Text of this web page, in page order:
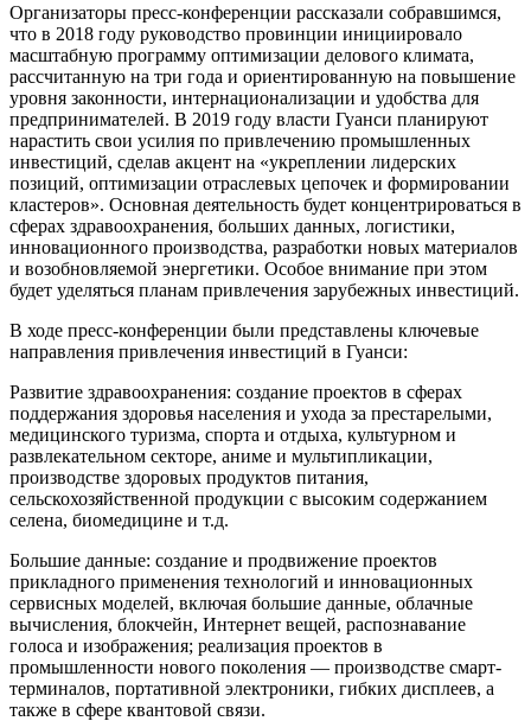
Организаторы пресс-конференции рассказали собравшимся,
что в 2018 году руководство провинции инициировало
масштабную программу оптимизации делового климата,
рассчитанную на три года и ориентированную на повышение
уровня законности, интернационализации и удобства для
предпринимателей. В 2019 году власти Гуанси планируют
нарастить свои усилия по привлечению промышленных
инвестиций, сделав акцент на «укреплении лидерских
позиций, оптимизации отраслевых цепочек и формировании
кластеров». Основная деятельность будет концентрироваться в
сферах здравоохранения, больших данных, логистики,
инновационного производства, разработки новых материалов
и возобновляемой энергетики. Особое внимание при этом
будет уделяться планам привлечения зарубежных инвестиций.
В ходе пресс-конференции были представлены ключевые
направления привлечения инвестиций в Гуанси:
Развитие здравоохранения: создание проектов в сферах
поддержания здоровья населения и ухода за престарелыми,
медицинского туризма, спорта и отдыха, культурном и
развлекательном секторе, аниме и мультипликации,
производстве здоровых продуктов питания,
сельскохозяйственной продукции с высоким содержанием
селена, биомедицине и т.д.
Большие данные: создание и продвижение проектов
прикладного применения технологий и инновационных
сервисных моделей, включая большие данные, облачные
вычисления, блокчейн, Интернет вещей, распознавание
голоса и изображения; реализация проектов в
промышленности нового поколения — производстве смарт-
терминалов, портативной электроники, гибких дисплеев, а
также в сфере квантовой связи.